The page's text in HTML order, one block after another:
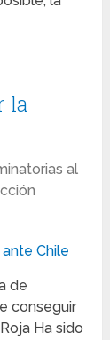
la
al
de
conseguir
Ha sido